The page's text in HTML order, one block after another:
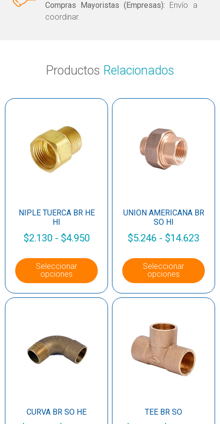
Compras Mayoristas (Empresas): Envío a
coordinar.
Productos Relacionados
NIPLE TUERCA BR HE
HI
$2.130 - $4.950
Seleccionar
opciones
UNION AMERICANA BR
SO HI
$5.246 - $14.623
Seleccionar
opciones
CURVA BR SO HE TEE BR SO